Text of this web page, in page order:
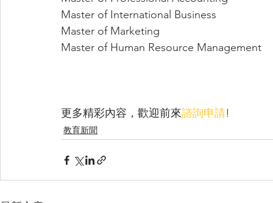
Master of International Business
Master of Marketing
Master of Human Resource Management
更多精彩內容，歡迎前來諮詢申請!
教育新聞